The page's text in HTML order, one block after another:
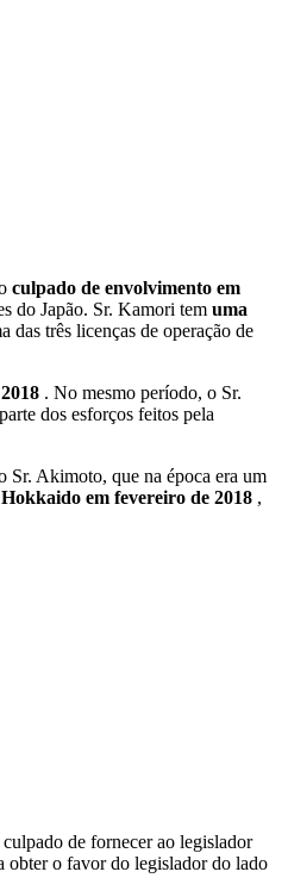
culpado de envolvimento em
do Japão. Sr. Kamori tem uma
das três licenças de operação de
. No mesmo período, o Sr.
dos esforços feitos pela
Sr. Akimoto, que na época era um
em fevereiro de 2018 ,
de fornecer ao legislador
obter o favor do legislador do lado